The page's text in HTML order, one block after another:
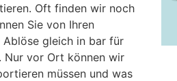
Oft finden wir noch
Sie von Ihren
Ablöse gleich in bar für
Nur vor Ort können wir
müssen und was